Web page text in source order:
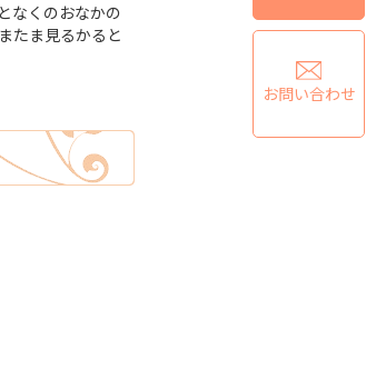
なくのおなかの
たま見るかると
お問い合わせ